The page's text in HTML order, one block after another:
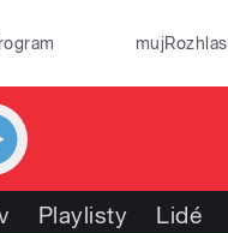
mujRozhlas
Playlisty Lidé